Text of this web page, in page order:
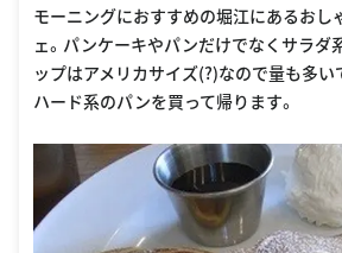
モーニングにおすすめの堀江にあるおし
ェ。パンケーキやパンだけでなくサラダ
ップはアメリカサイズ(?)なので量も多い
ハード系のパンを買って帰ります。